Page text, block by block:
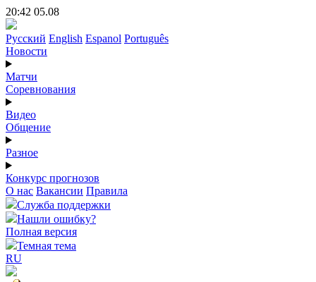
20:42 05.08
Русский English Espanol Português
Новости
Матчи
Соревнования
Видео
Общение
Разное
Конкурс прогнозов
О нас Вакансии Правила
Служба поддержки
Нашли ошибку?
Полная версия
Темная тема
RU